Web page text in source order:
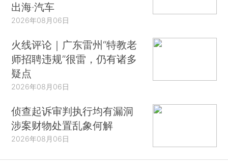
出海·汽车
2026年08月06日
火线评论｜广东雷州“特教老
师招聘违规”很雷，仍有诸多
疑点
2026年08月06日
侦查起诉审判执行均有漏洞
涉案财物处置乱象何解
2026年08月06日